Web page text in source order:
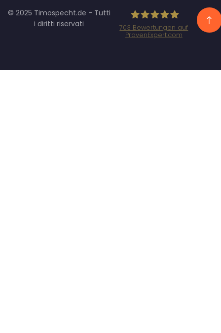
© 2025 Timospecht.de - Tutti
i diritti riservati
GmbH - SEO/SEA
703 Bewertungen auf
ProvenExpert.com